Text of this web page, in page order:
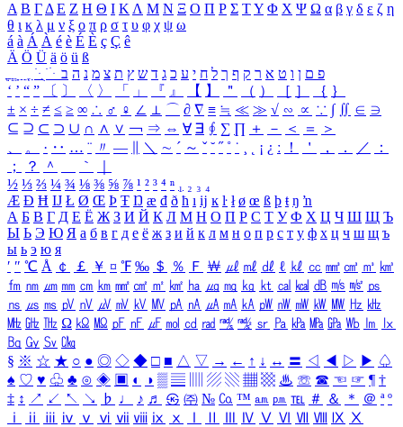
Α Β ΓΔ Ε Ζ Η Θ Ι ΚΛ Μ Ν Ξ Ο Π Ρ Σ ΤΥ Φ Χ Ψ Ω α β γ δ ε ζ η
θ ι κ λ μ ν ξ ο π ρ σ τ υ φ χ ψ ω
á à Á À é è É È ç Ç ê
Ä Ö Ü ä ö ü ß
ִֶֹ ֻּ ׁׂ פ ם ן ו ט א ר ק ף ך ל ח י ע כ ג ד ש ץ ת צ מ נ ה ב
‘ ’ “ ” 〔 〕 〈 〉 「 」 『 』 【 】 ＂ （ ） ［ ］ ｛ ｝
± × ÷ ≠ ≤ ≥ ∞ ∴ ♂ ♀ ∠ ⊥ ⌒ ∂ ∇ ≡ ≒ ≪ ≫ √ ∽ ∝ ∵ ∫ ∬ ∈ ∋
⊆ ⊇ ⊂ ⊃ ∪ ∩ ∧ ∨ ￢ ⇒ ⇔ ∀ ∃ ∮ ∑ ∏ ＋ － ＜ ＝
＞
、
。 · ‥ … ¨ 〃 ― ＼ ∼ ´ ～ ˇ ˘ ˝ ˚ ˙ ¸ ¡ ¿ ː ！ ＇ ， ． ／
：
；
？ ＾ ｀
½ ⅓ ⅔ ¼ ¾ ⅛ ⅜ ⅝ ⅞ ¹ ² ³ ⁴ ⁿ ₁ ₂ ₃ ₄
Æ Ð Ħ Ĳ Ł Ø Œ Þ Ŧ Ŋ æ đ ð ħ ı ĳ ĸ ŀ ł ø œ ß þ ŧ ŋ ŉ
А Б В Г Д Е Ё Ж З И Й К Л М Н О П Р С Т У Ф Х Ц Ч Ш Щ Ъ
Ы Ь Э Ю Я а б в г д е ё ж з и й к л м н о п р с т у ф х ц ч ш щ ъ
ы ь э ю я
′ ″ ℃ Å ￠ ￡ ￥ ¤ ℉ ‰ ＄ ％ Ｆ ￦ ㎕ ㎖ ㎗ ℓ ㎘ ㏄ ㎣ ㎤ ㎥ ㎦
㎙ ㎚ ㎛ ㎜ ㎝ ㎞ ㎟ ㎠ ㎡ ㎢ ㏊ ㎍ ㎎ ㎏ ㏏ ㎈ ㎉ ㏈ ㎧ ㎨ ㎰
㎱ ㎲ ㎳ ㎴ ㎵ ㎶ ㎷ ㎸ ㎹ ㎀ ㎁ ㎂ ㎃ ㎄ ㎺ ㎻ ㎽ ㎾ ㎿ ㎐ ㎑
㎒ ㎓ ㎔ Ω ㏀ ㏁ ㎊ ㎋ ㎌ ㏖ ㏅ ㎭ ㎮ ㎯ ㏛ ㎩ ㎪ ㎫ ㎬ ㏝ ㏐
㏓
㏃ ㏉ ㏜ ㏆
§ ※ ☆ ★ ○ ● ◎ ◇ ◆ □ ■ △ ▽ → ← ↑ ↓ ↔ 〓 ◁ ◀ ▷ ▶ ♤
♠ ♡ ♥ ♧ ♣ ⊙ ◈ ▣ ◐ ◑ ▒ ▤ ▨ ▧ ▦ ▩ ♨ ☏ ☎ ☜ ☞ ¶ †
‡ ↕ ↗ ↙ ↖ ↘ ♭ ♩ ♪ ♬ ㉿ ㈜ № ㏇ ™ ㏂ ㏘ ℡ ＃ ＆ ＊ ＠ ª º
ⅰ
ⅱ ⅲ ⅳ ⅴ ⅵ ⅶ ⅷ ⅸ ⅹ Ⅳ Ⅴ Ⅵ Ⅶ Ⅷ Ⅸ Ⅹ